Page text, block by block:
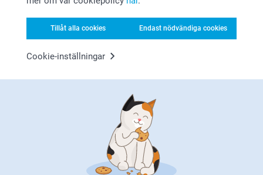
Tillåt alla cookies Endast nödvändiga cookies
Cookie-inställningar
Hej Ing-Britt,
Stort tack för ⭐️⭐️⭐️⭐️⭐️ och omdöme av våra pussel.
Tack för att du valt att beställa från oss. 💕
Varma hälsningar
Kurt Emtman,
2026-06-09
Bra kvalitet
Tack för din fina återkoppling. Vad roligt att höra att
bilden blev som du tänkt dig och att du är nöjd.
Vi hoppas att få välkomna dig tillbaka snart igen